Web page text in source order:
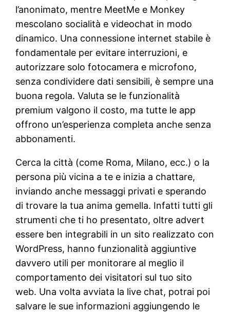
l’anonimato, mentre MeetMe e Monkey
mescolano socialità e videochat in modo
dinamico. Una connessione internet stabile è
fondamentale per evitare interruzioni, e
autorizzare solo fotocamera e microfono,
senza condividere dati sensibili, è sempre una
buona regola. Valuta se le funzionalità
premium valgono il costo, ma tutte le app
offrono un’esperienza completa anche senza
abbonamenti.
Cerca la città (come Roma, Milano, ecc.) o la
persona più vicina a te e inizia a chattare,
inviando anche messaggi privati e sperando
di trovare la tua anima gemella. Infatti tutti gli
strumenti che ti ho presentato, oltre advert
essere ben integrabili in un sito realizzato con
WordPress, hanno funzionalità aggiuntive
davvero utili per monitorare al meglio il
comportamento dei visitatori sul tuo sito
web. Una volta avviata la live chat, potrai poi
salvare le sue informazioni aggiungendo le